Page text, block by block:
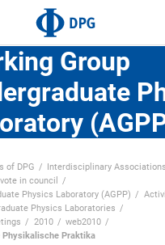
Group
of DPG
Interdisciplinary Associations
in council
Physics Laboratory (AGPP)
Physics Laboratories
2010
web2010
Physikalische Praktika